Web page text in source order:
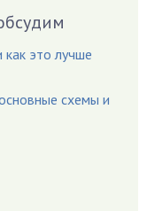
это лучше
схемы и